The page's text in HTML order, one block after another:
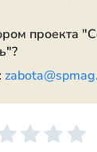
проекта